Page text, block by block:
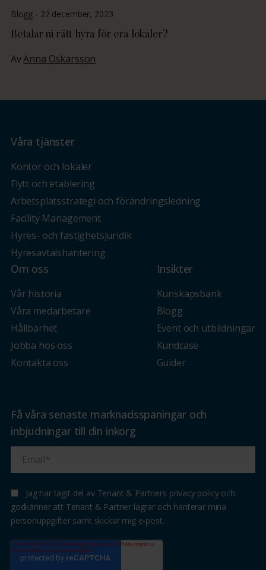
Blogg - 22 december, 2023
Betalar ni rätt hyra för era lokaler?
AvAnna Oskarsson
Våra tjänster
Kontor och lokaler
Flytt och etablering
Arbetsplatsstrategi och förändringsledning
Facility Management
Hyres- och fastighetsjuridik
Hyresavtalshantering
Om oss
Vår historia
Våra medarbetare
Hållbarhet
Jobba hos oss
Kontakta oss
Insikter
Kunskapsbank
Blogg
Event och utbildningar
Kundcase
Guider
Få våra senaste marknadsspaningar och
inbjudningar till din inkorg
Jag har tagit del av Tenant & Partners privacy policy och
godkänner att Tenant & Partner lagrar och hanterar mina
personuppgifter samt skickar mig e-post.